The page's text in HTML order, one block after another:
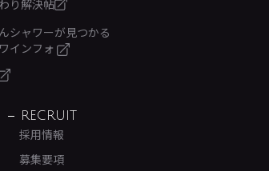
り解決帖
シャワーが見つかる
インフォ
RECRUIT
採用情報
募集要項